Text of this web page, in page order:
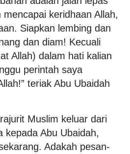
keridhaan Allah,
Siapkan lembing dan
dan diam! Kecuali
Allah) dalam hati kalian
perintah saya
teriak Abu Ubaidah
Muslim keluar dari
kepada Abu Ubaidah,
Adakah pesan-